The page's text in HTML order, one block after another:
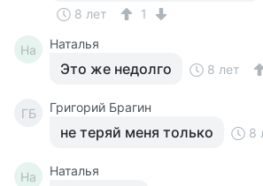
8 лет 1
На Наталья
Это же недолго 8 лет
ГБ Григорий Брагин
не теряй меня только 8
На Наталья